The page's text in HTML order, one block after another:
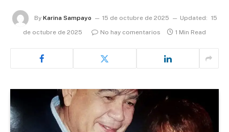
By Karina Sampayo 15 de octubre de 2025 Updated: 15
de octubre de 2025
No hay comentarios 1 Min Read